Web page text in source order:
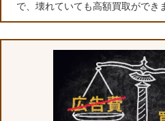
で、壊れていても高額買取ができ